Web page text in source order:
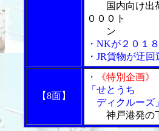
国内向け出
０００ト
ン
・NKが２０１
・JR貨物が迂
【8面】
・ 《特別企画》
「せとうち
ディクルーズ
神戸港発の